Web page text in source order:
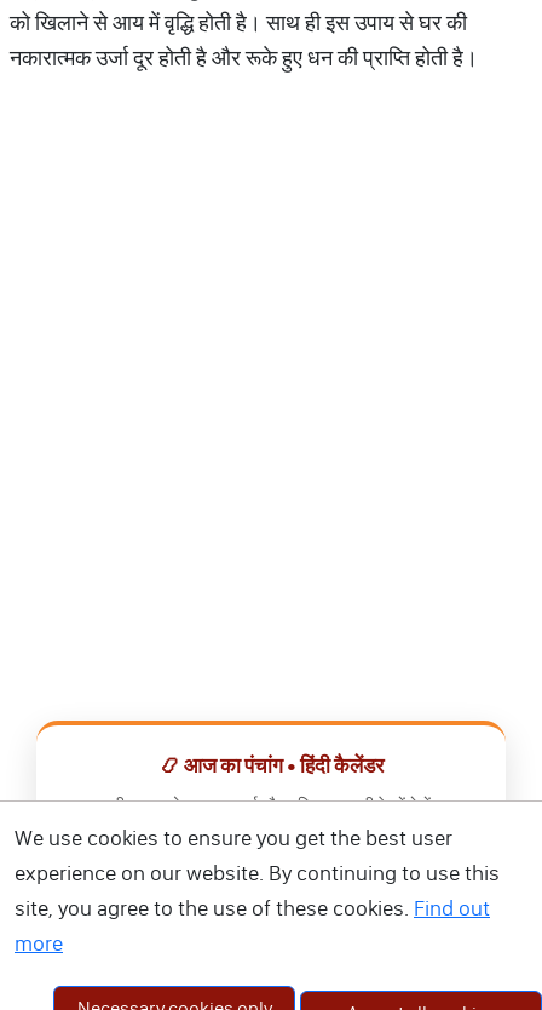
को खिलाने से आय में वृद्धि होती है। साथ ही इस उपाय से घर की
नकारात्मक उर्जा दूर होती है और रूके हुए धन की प्राप्ति होती है।
📿 आज का पंचांग • हिंदी कैलेंडर
सभी व्रत, त्योहार, शुभ मुहूर्त और राशिफल एक ही ऐप में देखें।
📅 हिंदी कैलेंडर ऐप डाउनलोड करें
We use cookies to ensure you get the best user
experience on our website. By continuing to use this
site, you agree to the use of these cookies. Find out
more